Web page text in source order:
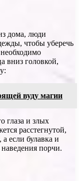
дома, люди
чтобы уберечь
вниз головкой,
вуду магии
глаза и злых
расстегнутой,
а если булавка и
порчи.